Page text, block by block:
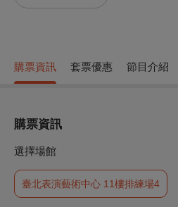
購票資訊 套票優惠 節目介紹
購票資訊
選擇場館
臺北表演藝術中心 11樓排練場4